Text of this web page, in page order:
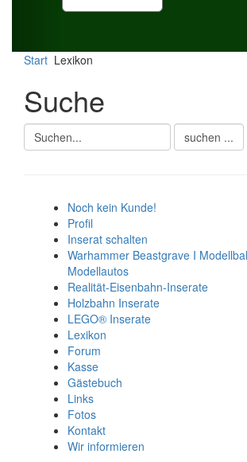
Start Lexikon
Suche
Noch kein Kunde!
Profil
Inserat schalten
Warhammer Beastgrave I
Modellautos
Realität-Eisenbahn-Inserate
Holzbahn Inserate
LEGO® Inserate
Lexikon
Forum
Kasse
Gästebuch
Links
Fotos
Kontakt
Wir informieren